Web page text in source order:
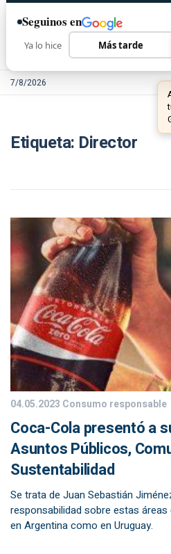
7/8/2026
Etiqueta: Director
04.05.2023 Consumo responsable
Coca-Cola presentó a
Asuntos Públicos,
Sustentabilidad
Se trata de Juan Sebastián
responsabilidad sobre estas
en Argentina como en Uruguay.
Seguinos en
Ya lo hice Más tarde